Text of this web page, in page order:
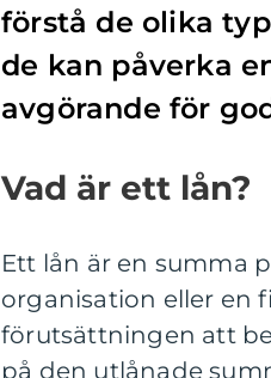
förstå de olika
de kan påverka
avgörande för
Vad är ett lån?
Ett lån är en summa
organisation eller en
förutsättningen att
på den utlånade